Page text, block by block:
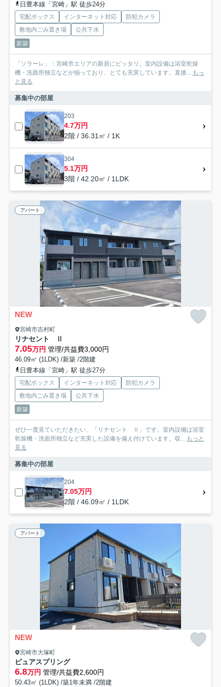
日豊本線「宮崎」駅 徒歩24分
宅配ボックス インターネット対応
防犯カメラ
敷地内ごみ置き場
公共下水
新築
「ソラーレ」：宮崎市エリアの新居にピッタリ。室内設備は浴室乾燥
機・洗面所独立などが揃っており、とても充実しています。直接... もっ
と見る
募集中の部屋
203
4.7万円
2階 / 36.31㎡ / 1K
304
5.1万円
3階 / 42.20㎡ / 1LDK
アパート
NEW
宮崎市吉村町
リナセント Ⅱ
7.05万円 管理/共益費3,000円
46.09㎡ (1LDK) /新築 /2階建
日豊本線「宮崎」駅 徒歩27分
宅配ボックス インターネット対応
防犯カメラ
敷地内ごみ置き場
公共下水
新築
ぜひ一度見ていただきたい、「リナセント Ⅱ」です。室内設備は浴室
乾燥機・洗面所独立など充実した設備を備え付けています。収... もっと
見る
募集中の部屋
204
7.05万円
2階 / 46.09㎡ / 1LDK
アパート
NEW
宮崎市大塚町
ピュアスプリング
6.8万円 管理/共益費2,600円
50.43㎡ (1LDK) /築1年未満 /2階建